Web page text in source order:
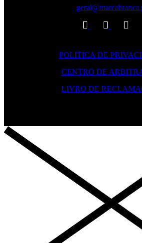
POLITICA DE
CENTRO DE
LIVRO DE